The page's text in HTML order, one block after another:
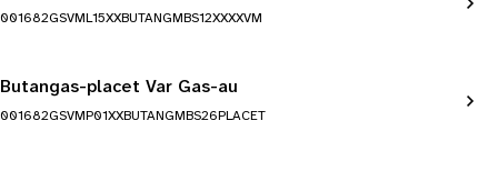
001682GSVML15XXBUTANGMBS12XXXXVM
Butangas-placet Var Gas-au
001682GSVMP01XXBUTANGMBS26PLACET